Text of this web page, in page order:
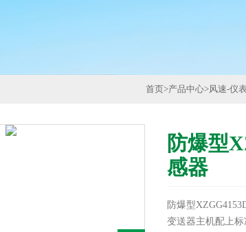
首页>产品中心>风速-仪表
防爆型
感器
防爆型
变送器主机配上